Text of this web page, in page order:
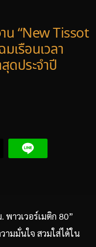
น “New Tissot
เรือนเวลา
ดประจำปี
าวเวอร์เมติก 80”
ามมั่นใจ สวมใส่ได้ใน